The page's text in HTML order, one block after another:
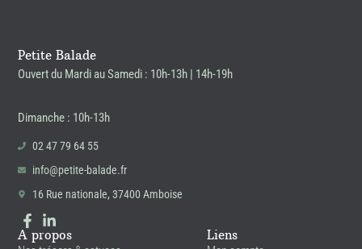
Petite Balade
Ouvert du Mardi au Samedi : 10h-13h | 14h-19h
Dimanche : 10h-13h
02 47 79 64 55
info@petite-balade.fr
16 Rue nationale, 37400 Amboise
A propos Liens